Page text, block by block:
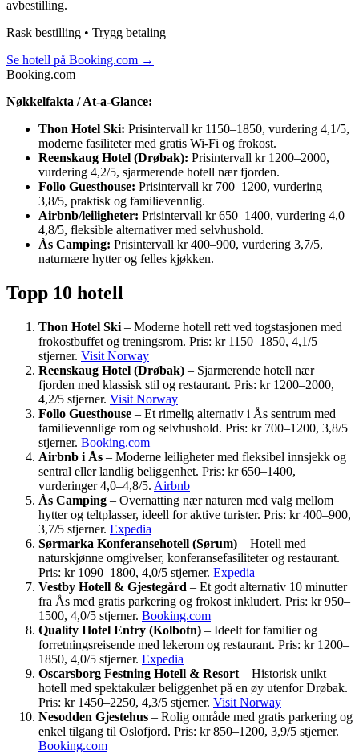
avbestilling.
Rask bestilling • Trygg betaling
Se hotell på Booking.com →
Booking.com
Nøkkelfakta / At-a-Glance:
Thon Hotel Ski: Prisintervall kr 1150–1850, vurdering 4,1/5,
moderne fasiliteter med gratis Wi-Fi og frokost.
Reenskaug Hotel (Drøbak): Prisintervall kr 1200–2000,
vurdering 4,2/5, sjarmerende hotell nær fjorden.
Follo Guesthouse: Prisintervall kr 700–1200, vurdering
3,8/5, praktisk og familievennlig.
Airbnb/leiligheter: Prisintervall kr 650–1400, vurdering 4,0–
4,8/5, fleksible alternativer med selvhushold.
Ås Camping: Prisintervall kr 400–900, vurdering 3,7/5,
naturnære hytter og felles kjøkken.
Topp 10 hotell
Thon Hotel Ski – Moderne hotell rett ved togstasjonen med
frokostbuffet og treningsrom. Pris: kr 1150–1850, 4,1/5
stjerner. Visit Norway
Reenskaug Hotel (Drøbak) – Sjarmerende hotell nær
fjorden med klassisk stil og restaurant. Pris: kr 1200–2000,
4,2/5 stjerner. Visit Norway
Follo Guesthouse – Et rimelig alternativ i Ås sentrum med
familievennlige rom og selvhushold. Pris: kr 700–1200, 3,8/5
stjerner. Booking.com
Airbnb i Ås – Moderne leiligheter med fleksibel innsjekk og
sentral eller landlig beliggenhet. Pris: kr 650–1400,
vurderinger 4,0–4,8/5. Airbnb
Ås Camping – Overnatting nær naturen med valg mellom
hytter og teltplasser, ideell for aktive turister. Pris: kr 400–900,
3,7/5 stjerner. Expedia
Sørmarka Konferansehotell (Sørum) – Hotell med
naturskjønne omgivelser, konferansefasiliteter og restaurant.
Pris: kr 1090–1800, 4,0/5 stjerner. Expedia
Vestby Hotell & Gjestegård – Et godt alternativ 10 minutter
fra Ås med gratis parkering og frokost inkludert. Pris: kr 950–
1500, 4,0/5 stjerner. Booking.com
Quality Hotel Entry (Kolbotn) – Ideelt for familier og
forretningsreisende med lekerom og restaurant. Pris: kr 1200–
1850, 4,0/5 stjerner. Expedia
Oscarsborg Festning Hotell & Resort – Historisk unikt
hotell med spektakulær beliggenhet på en øy utenfor Drøbak.
Pris: kr 1450–2250, 4,3/5 stjerner. Visit Norway
Nesodden Gjestehus – Rolig område med gratis parkering og
enkel tilgang til Oslofjord. Pris: kr 850–1200, 3,9/5 stjerner.
Booking.com